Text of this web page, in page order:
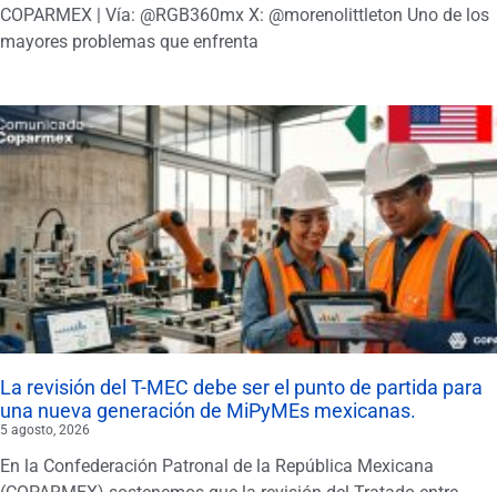
COPARMEX | Vía: @RGB360mx X: @morenolittleton Uno de los
mayores problemas que enfrenta
La revisión del T-MEC debe ser el punto de partida para
una nueva generación de MiPyMEs mexicanas.
5 agosto, 2026
En la Confederación Patronal de la República Mexicana